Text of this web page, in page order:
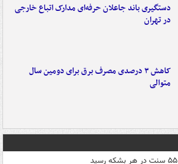
دستگیری باند جاعلان حرفه‌ای مدارک اتباع خارجی
در تهران
کاهش ۳ درصدی مصرف برق برای دومین سال
متوالی